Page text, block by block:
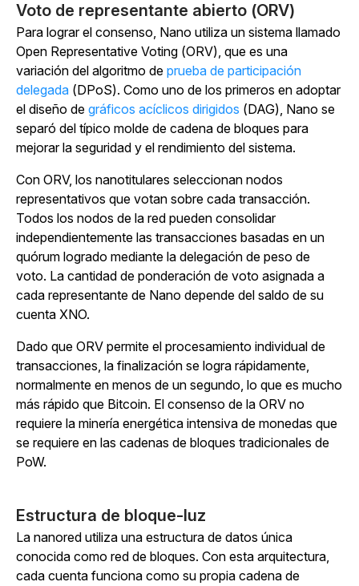
Voto de representante abierto (ORV)
Para lograr el consenso, Nano utiliza un sistema llamado
Open Representative Voting (ORV), que es una
variación del algoritmo de prueba de participación
delegada (DPoS). Como uno de los primeros en adoptar
el diseño de gráficos acíclicos dirigidos (DAG), Nano se
separó del típico molde de cadena de bloques para
mejorar la seguridad y el rendimiento del sistema.
Con ORV, los nanotitulares seleccionan nodos
representativos que votan sobre cada transacción.
Todos los nodos de la red pueden consolidar
independientemente las transacciones basadas en un
quórum logrado mediante la delegación de peso de
voto. La cantidad de ponderación de voto asignada a
cada representante de Nano depende del saldo de su
cuenta XNO.
Dado que ORV permite el procesamiento individual de
transacciones, la finalización se logra rápidamente,
normalmente en menos de un segundo, lo que es mucho
más rápido que Bitcoin. El consenso de la ORV no
requiere la minería energética intensiva de monedas que
se requiere en las cadenas de bloques tradicionales de
PoW.
Estructura de bloque-luz
La nanored utiliza una estructura de datos única
conocida como red de bloques. Con esta arquitectura,
cada cuenta funciona como su propia cadena de